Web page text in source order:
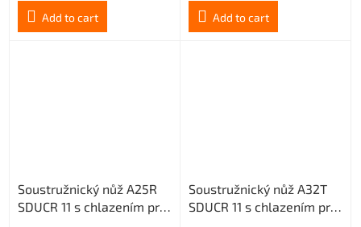
Add to cart
Add to cart
Soustružnický nůž A25R
SDUCR 11 s chlazením pro
Soustružnický nůž A32T
SDUCR 11 s chlazením pro